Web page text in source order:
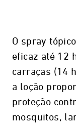
O spray
eficaz até 12
carraças (14
a loção
proteção
mosquitos,